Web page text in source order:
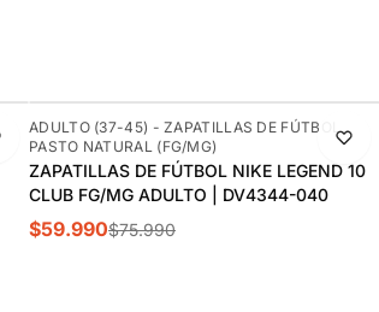
-21%
DESTACADO
ADULTO (37-45) - ZAPATILLAS DE FÚTBOL
PASTO NATURAL (FG/MG)
ZAPATILLAS DE FÚTBOL NIKE LEGEND 10
CLUB FG/MG ADULTO | DV4344-040
$59.990$75.990